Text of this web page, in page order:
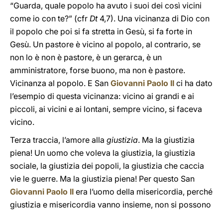
“Guarda, quale popolo ha avuto i suoi dei così vicini
come io con te?” (cfr Dt 4,7). Una vicinanza di Dio con
il popolo che poi si fa stretta in Gesù, si fa forte in
Gesù. Un pastore è vicino al popolo, al contrario, se
non lo è non è pastore, è un gerarca, è un
amministratore, forse buono, ma non è pastore.
Vicinanza al popolo. E San Giovanni Paolo II ci ha dato
l’esempio di questa vicinanza: vicino ai grandi e ai
piccoli, ai vicini e ai lontani, sempre vicino, si faceva
vicino.
Terza traccia, l’amore alla giustizia. Ma la giustizia
piena! Un uomo che voleva la giustizia, la giustizia
sociale, la giustizia dei popoli, la giustizia che caccia
vie le guerre. Ma la giustizia piena! Per questo San
Giovanni Paolo II era l’uomo della misericordia, perché
giustizia e misericordia vanno insieme, non si possono